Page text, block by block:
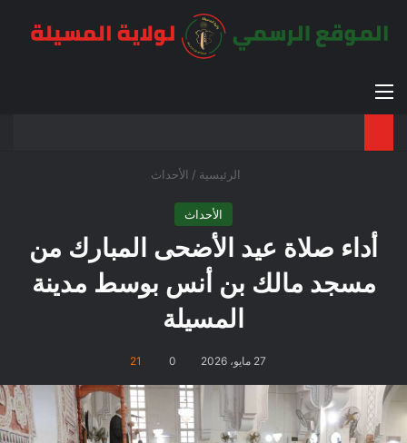
القائمة
الرئيسية / الأحداث
الأحداث
أداء صلاة عيد الأضحى المبارك من
مسجد مالك بن أنس بوسط مدينة
المسيلة
27 مايو، 2026 0
21